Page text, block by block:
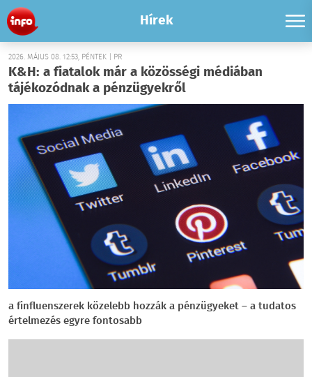
Hírek
2026. MÁJUS 08. 12:53, PÉNTEK | PR
K&H: a fiatalok már a közösségi médiában
tájékozódnak a pénzügyekről
a finfluenszerek közelebb hozzák a pénzügyeket – a tudatos
értelmezés egyre fontosabb